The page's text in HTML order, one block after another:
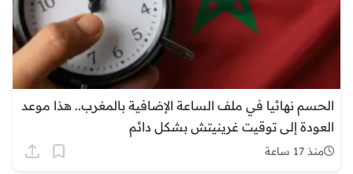
الحسم نهائيا في ملف الساعة الإضافية بالمغرب.. هذا موعد
العودة إلى توقيت غرينيتش بشكل دائم
منذ 17 ساعة